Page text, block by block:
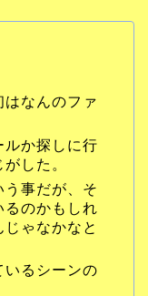
なんのファ
ルか探しに行
した。
事だが、そ
るのかもしれ
ゃなかなと
いるシーンの